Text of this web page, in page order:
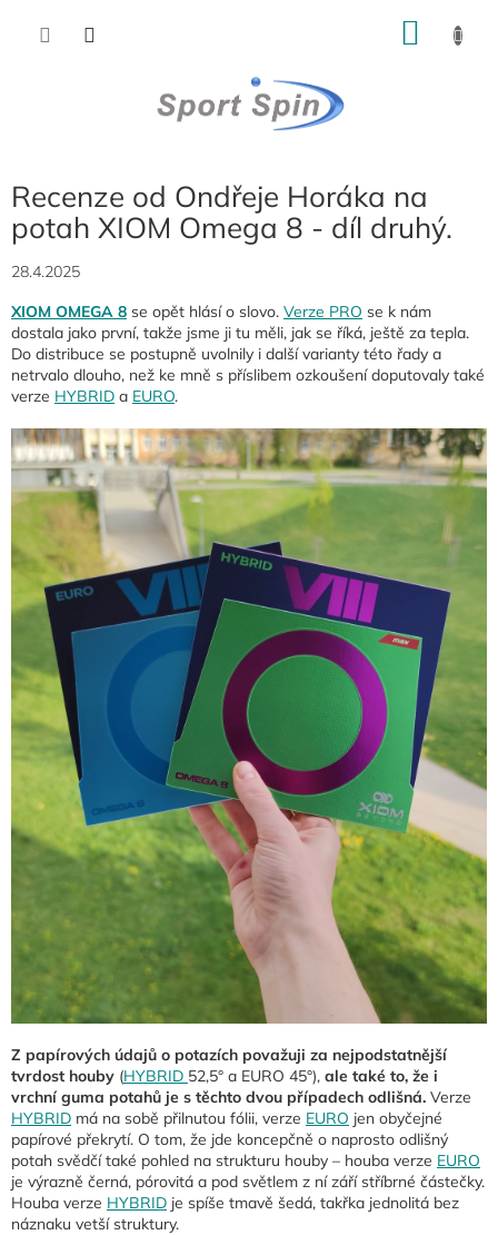
Recenze od Ondřeje Horáka na
potah XIOM Omega 8 - díl druhý.
28.4.2025
XIOM OMEGA 8 se opět hlásí o slovo. Verze PRO se k nám
dostala jako první, takže jsme ji tu měli, jak se říká, ještě za tepla.
Do distribuce se postupně uvolnily i další varianty této řady a
netrvalo dlouho, než ke mně s příslibem ozkoušení doputovaly také
verze HYBRID a EURO.
Z papírových údajů o potazích považuji za nejpodstatnější
tvrdost houby (HYBRID 52,5° a EURO 45°), ale také to, že i
vrchní guma potahů je s těchto dvou případech odlišná. Verze
HYBRID má na sobě přilnutou fólii, verze EURO jen obyčejné
papírové překrytí. O tom, že jde koncepčně o naprosto odlišný
potah svědčí také pohled na strukturu houby – houba verze EURO
je výrazně černá, pórovitá a pod světlem z ní září stříbrné částečky.
Houba verze HYBRID je spíše tmavě šedá, takřka jednolitá bez
náznaku vetší struktury.